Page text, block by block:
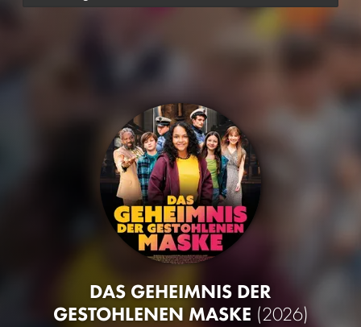
DAS GEHEIMNIS DER
GESTOHLENEN MASKE (2026)